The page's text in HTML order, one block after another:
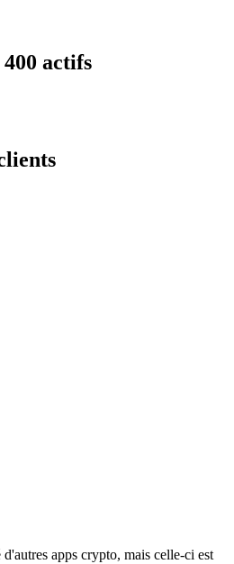
actifs
apps crypto, mais celle-ci est